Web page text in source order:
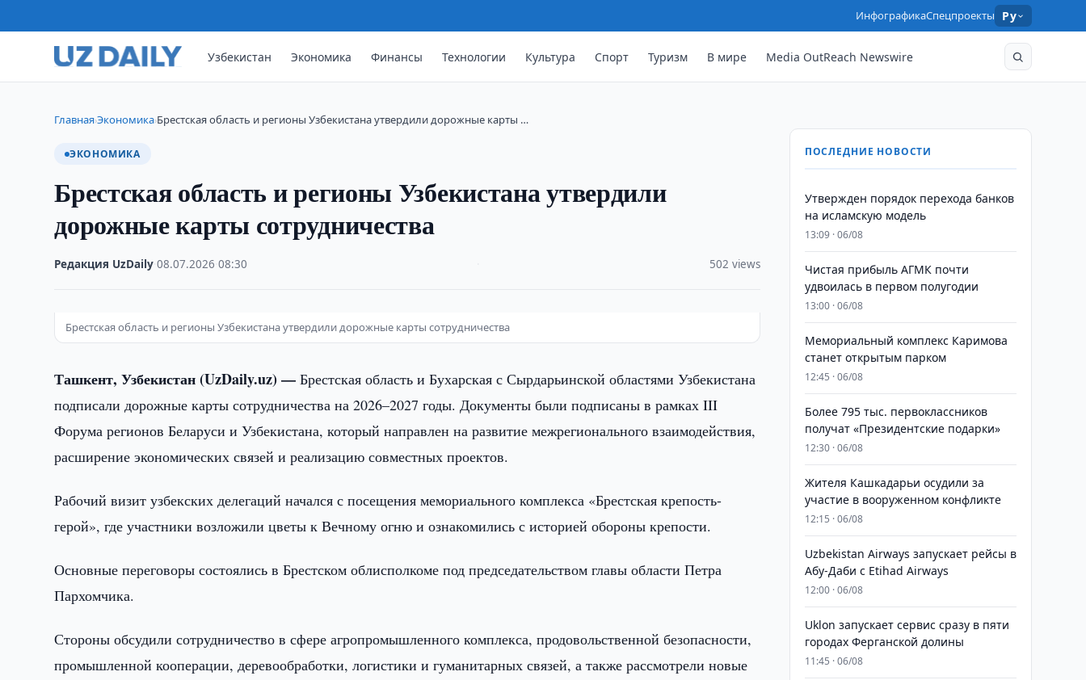
ИнфографикаСпецпроекты Ру
Узбекистан Экономика Финансы Технологии Культура Спорт Туризм В мире Media OutReach Newswire
Главная›Экономика›Брестская область и регионы Узбекистана утвердили дорожные карты …
ЭКОНОМИКА
Брестская область и регионы Узбекистана утвердили
дорожные карты сотрудничества
Редакция UzDaily ·08.07.2026 ·08:30 502 views
Брестская область и регионы Узбекистана утвердили дорожные карты сотрудничества
Ташкент, Узбекистан (UzDaily.uz) —Брестская область и Бухарская с Сырдарьинской областями Узбекистана
подписали дорожные карты сотрудничества на 2026–2027 годы. Документы были подписаны в рамках III
Форума регионов Беларуси и Узбекистана, который направлен на развитие межрегионального взаимодействия,
расширение экономических связей и реализацию совместных проектов.
Рабочий визит узбекских делегаций начался с посещения мемориального комплекса «Брестская крепость-
герой», где участники возложили цветы к Вечному огню и ознакомились с историей обороны крепости.
Основные переговоры состоялись в Брестском облисполкоме под председательством главы области Петра
Пархомчика.
Стороны обсудили сотрудничество в сфере агропромышленного комплекса, продовольственной безопасности,
промышленной кооперации, деревообработки, логистики и гуманитарных связей, а также рассмотрели новые
ПОСЛЕДНИЕ НОВОСТИ
Утвержден порядок перехода банков
на исламскую модель
13:09 · 06/08
Чистая прибыль АГМК почти
удвоилась в первом полугодии
13:00 · 06/08
Мемориальный комплекс Каримова
станет открытым парком
12:45 · 06/08
Более 795 тыс. первоклассников
получат «Президентские подарки»
12:30 · 06/08
Жителя Кашкадарьи осудили за
участие в вооруженном конфликте
12:15 · 06/08
Uzbekistan Airways запускает рейсы в
Абу-Даби с Etihad Airways
12:00 · 06/08
Uklon запускает сервис сразу в пяти
городах Ферганской долины
11:45 · 06/08